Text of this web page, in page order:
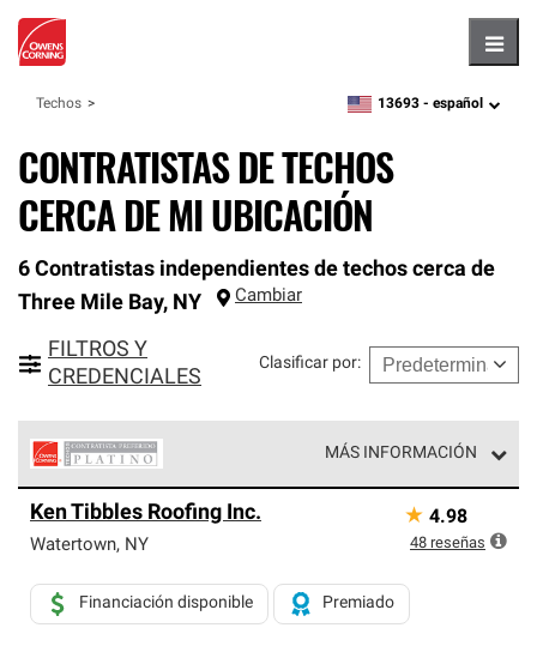
Techos zipcode,language
13693 - español
CONTRATISTAS DE TECHOS
CERCA DE MI UBICACIÓN
6 Contratistas independientes de techos cerca de
Three Mile Bay, NY Cambiar
FILTROS Y
CREDENCIALES
Clasificar por:
MÁS INFORMACIÓN
Corning constituyen el nivel superior de nuestra red
exclusiva y cumplen con estándares estrictos de
Solo ellos pueden ofrecer nuestra mejor garantía de
sistemas de techos.
Ken Tibbles Roofing Inc.
Watertown, NY
Financiación disponible Premiado
★ 4.98
48 reseñas